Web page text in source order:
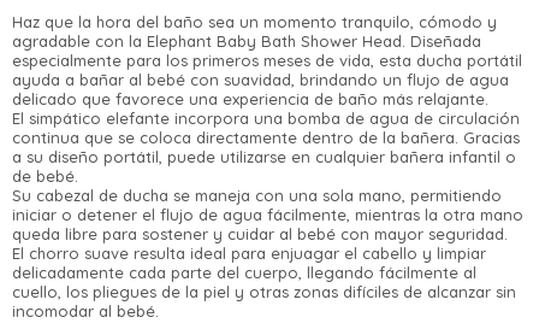
Haz que la hora del baño sea un momento tranquilo, cómodo y
agradable con la Elephant Baby Bath Shower Head. Diseñada
especialmente para los primeros meses de vida, esta ducha portátil
ayuda a bañar al bebé con suavidad, brindando un flujo de agua
delicado que favorece una experiencia de baño más relajante.
El simpático elefante incorpora una bomba de agua de circulación
continua que se coloca directamente dentro de la bañera. Gracias
a su diseño portátil, puede utilizarse en cualquier bañera infantil o
de bebé.
Su cabezal de ducha se maneja con una sola mano, permitiendo
iniciar o detener el flujo de agua fácilmente, mientras la otra mano
queda libre para sostener y cuidar al bebé con mayor seguridad.
El chorro suave resulta ideal para enjuagar el cabello y limpiar
delicadamente cada parte del cuerpo, llegando fácilmente al
cuello, los pliegues de la piel y otras zonas difíciles de alcanzar sin
incomodar al bebé.
¡Sumate a la forma más ágil de comprar!
Comprá en 3 cuotas sin recargo o hasta en
12 cuotas * ¡Solo con tu cédula!
* sujeto aprobación crediticia.
Verifica si estás calificado para comprar